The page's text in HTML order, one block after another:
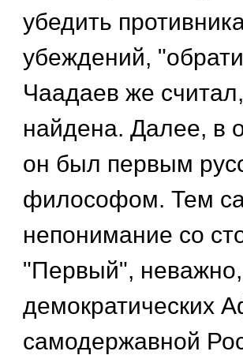
убедить
убеждений,
Чаадаев же
найдена. Далее, в
он был первым
философом. Тем
непонимание со
"Первый",
демократических
самодержавной